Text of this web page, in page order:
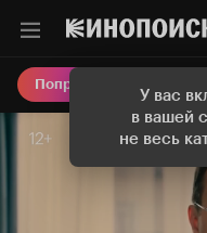
У вас
в вашей
не весь
Попробовать Плюс